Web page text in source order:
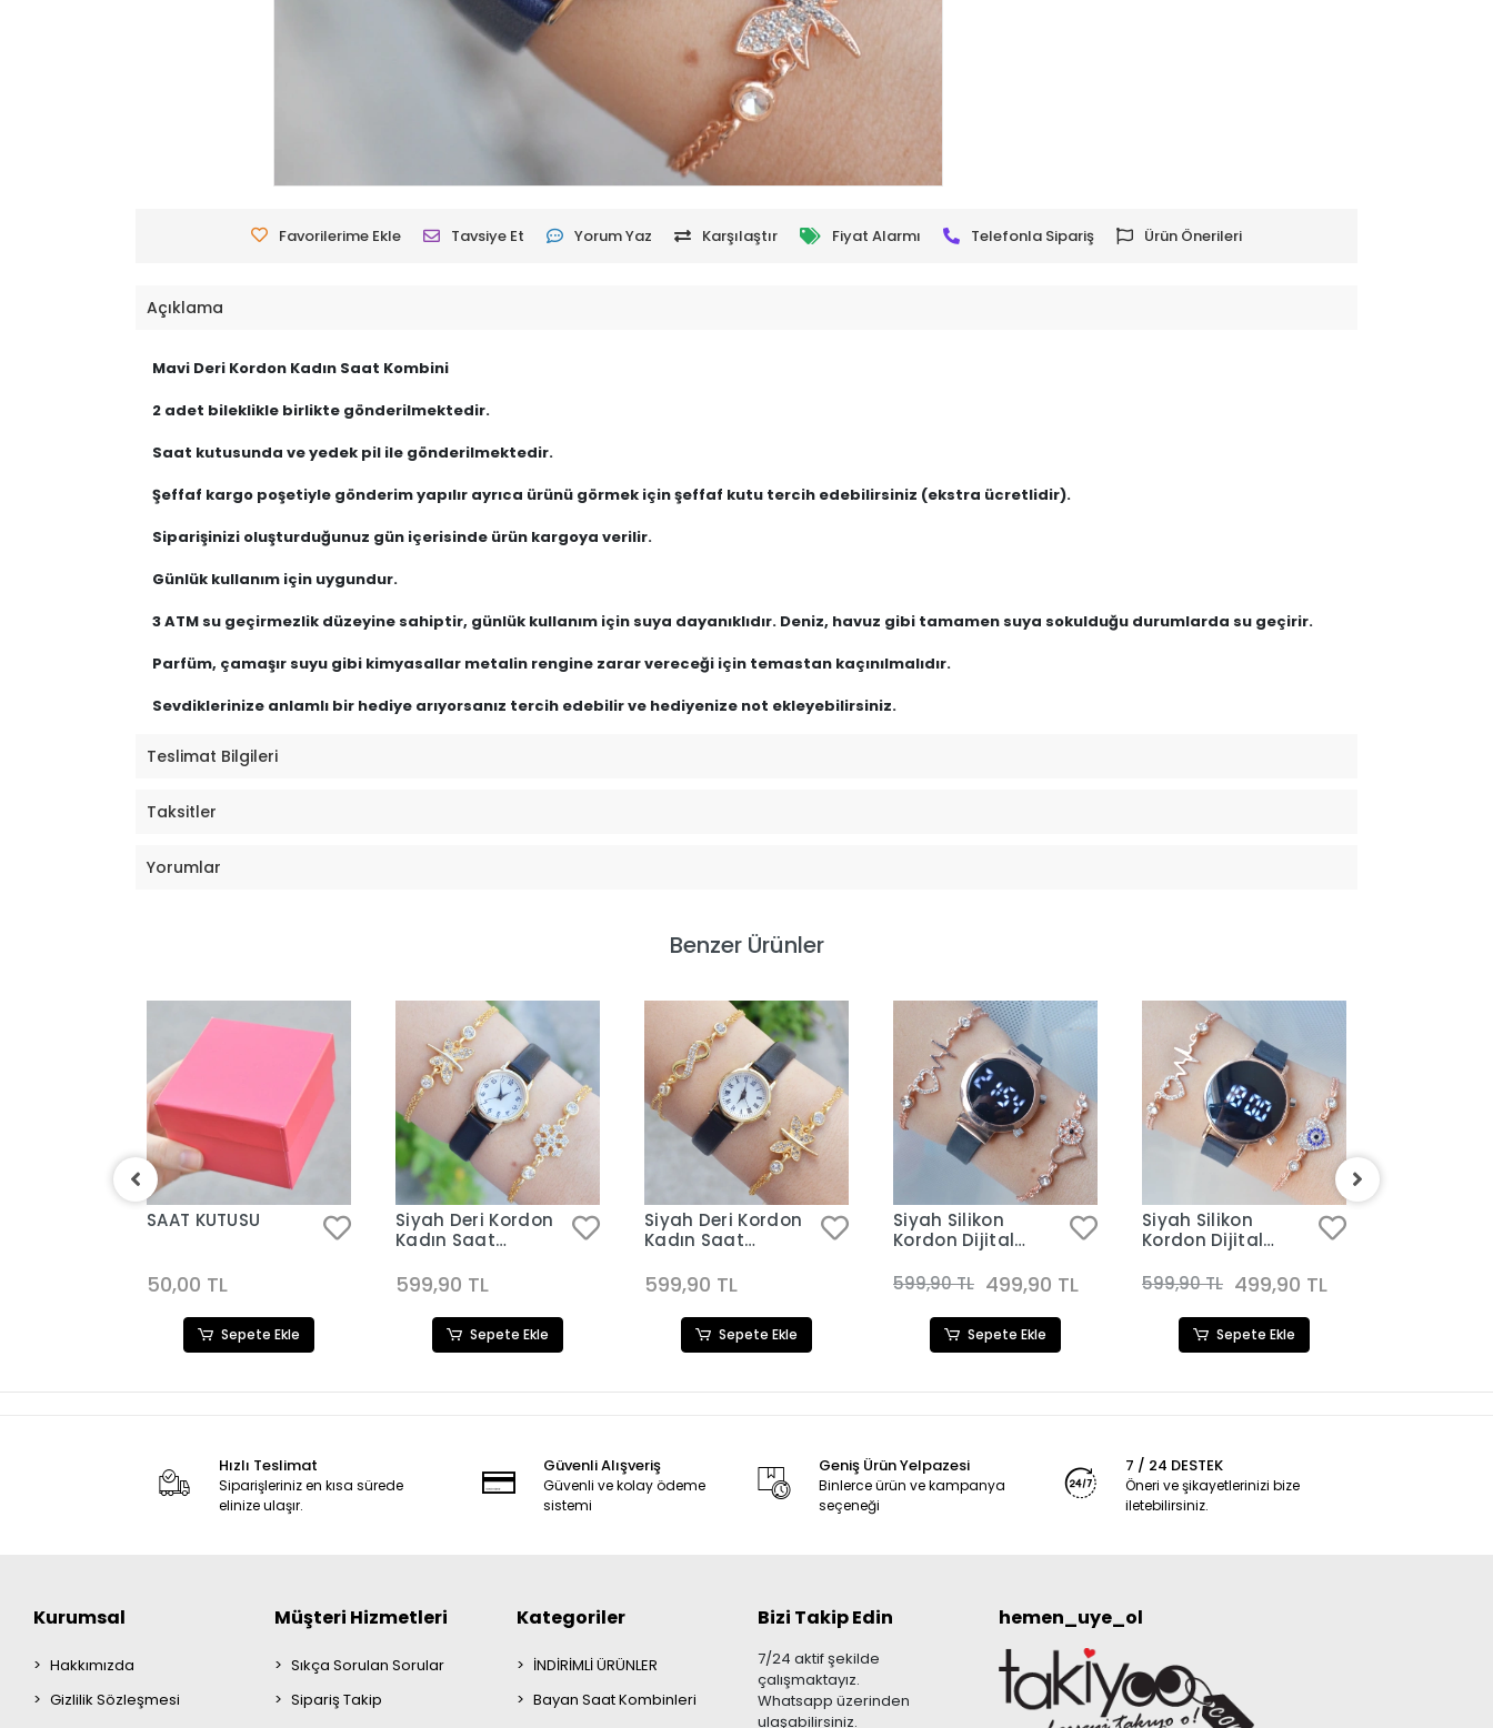
Favorilerime Ekle Tavsiye Et Yorum Yaz Karşılaştır Fiyat Alarmı Telefonla Sipariş Ürün Önerileri
Açıklama
Mavi Deri Kordon Kadın Saat Kombini
2 adet bileklikle birlikte gönderilmektedir.
Saat kutusunda ve yedek pil ile gönderilmektedir.
Şeffaf kargo poşetiyle gönderim yapılır ayrıca ürünü görmek için şeffaf kutu tercih edebilirsiniz (ekstra ücretlidir).
Siparişinizi oluşturduğunuz gün içerisinde ürün kargoya verilir.
Günlük kullanım için uygundur.
3 ATM su geçirmezlik düzeyine sahiptir, günlük kullanım için suya dayanıklıdır. Deniz, havuz gibi tamamen suya sokulduğu durumlarda su geçirir.
Parfüm, çamaşır suyu gibi kimyasallar metalin rengine zarar vereceği için temastan kaçınılmalıdır.
Sevdiklerinize anlamlı bir hediye arıyorsanız tercih edebilir ve hediyenize not ekleyebilirsiniz.
Teslimat Bilgileri
Taksitler
Yorumlar
Benzer Ürünler
SAAT KUTUSU
50,00 TL
Sepete Ekle
Siyah Deri Kordon
Kadın Saat
599,90 TL
Sepete Ekle
Siyah Deri Kordon
Kadın Saat
599,90 TL
Sepete Ekle
Siyah Silikon
Kordon Dijital
Kombini 3290
599,90 TL 499,90 TL
Sepete Ekle
Siyah Silikon
Kordon Dijital
Kombini 3281
599,90 TL 499,90 TL
Sepete Ekle
Hızlı Teslimat
Siparişleriniz en kısa sürede
elinize ulaşır.
Güvenli Alışveriş
Güvenli ve kolay ödeme
sistemi
Geniş Ürün Yelpazesi
Binlerce ürün ve kampanya
seçeneği
7 / 24 DESTEK
Öneri ve şikayetlerinizi bize
iletebilirsiniz.
Kurumsal
Hakkımızda
Gizlilik Sözleşmesi
Müşteri Hizmetleri
Sıkça Sorulan Sorular
Sipariş Takip
Kategoriler
İNDİRİMLİ ÜRÜNLER
Bayan Saat Kombinleri
Bizi Takip Edin
7/24 aktif şekilde
çalışmaktayız.
Whatsapp üzerinden
ulaşabilirsiniz.
hemen_uye_ol